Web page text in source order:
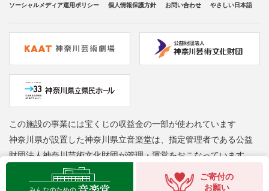
ご寄付の
お願い
ソーシャルメディア運用ポリシー
個人情報保護方針 お問い合わせ やさしい日本語
この施設の事業には宝くじの収益金の一部が使われています
神奈川県が設置した神奈川県立音楽堂は、指定管理者である公益
財団法人神奈川芸術文化財団が管理・運営をおこなっています
Copyright © Kanagawa Arts Foundation. All rights reserved.